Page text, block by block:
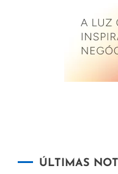
ÚLTIMAS